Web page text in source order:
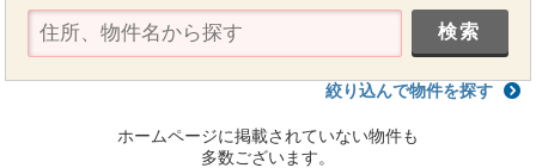
絞り込んで物件を探す
ホームページに掲載されていない物件も
多数ございます。